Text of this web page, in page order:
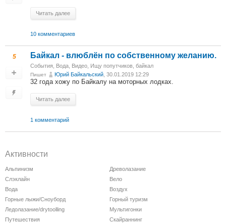
Читать далее
10 комментариев
5 Байкал - влюблён по собственному желанию.
События Вода Видео Ищу попутчиков байкал
Пишет Юрий Байкальский , 30.01.2019 12:29
32 года хожу по Байкалу на моторных лодках.
Читать далее
1 комментарий
Активности
Альпинизм
Древолазание
Слэклайн
Вело
Вода
Воздух
Горные лыжи/Сноуборд
Горный туризм
Ледолазание/drytoolling
Мультигонки
Путешествия
Скайраннинг